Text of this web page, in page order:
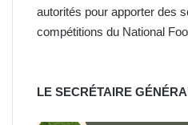
autorités pour apporter des
compétitions du National
LE SECRÉTAIRE